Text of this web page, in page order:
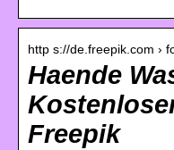
http s://de.freepik.com ›
Haende
Freepik